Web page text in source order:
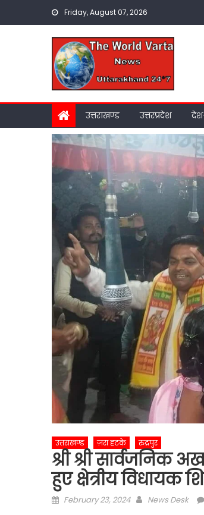
Friday, August 07, 2026
उत्तराखण्ड उत्तरप्रदेश
उत्तराखण्ड ज़रा हटके रुद्रपुर
श्री श्री सार्वजनिक
हुए क्षेत्रीय विधायक
Posted
February 23, 2024 Author
News Desk